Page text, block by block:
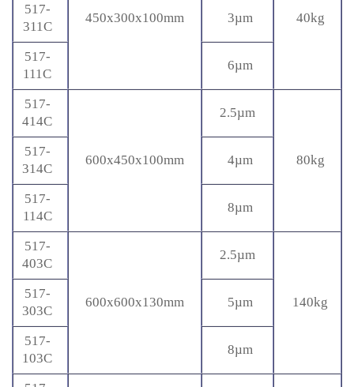
450x300x100mm 40kg
517-
311C
3µm
517-
111C
6µm
517-
414C
600x450x100mm
2.5µm
80kg
517-
314C
4µm
517-
114C
8µm
517-
403C
600x600x130mm
2.5µm
140kg
517-
303C
5µm
517-
103C
8µm